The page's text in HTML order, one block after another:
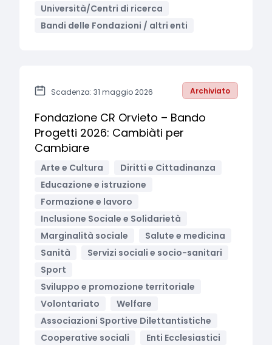
Università/Centri di ricerca
Bandi delle Fondazioni / altri enti
Scadenza: 31 maggio 2026 Archiviato
Fondazione CR Orvieto – Bando
Progetti 2026: Cambiàti per
Cambiare
Arte e Cultura
Diritti e Cittadinanza
Educazione e istruzione
Formazione e lavoro
Inclusione Sociale e Solidarietà
Marginalità sociale
Salute e medicina
Sanità
Servizi sociali e socio-sanitari
Sport
Sviluppo e promozione territoriale
Volontariato
Welfare
Associazioni Sportive Dilettantistiche
Cooperative sociali
Enti Ecclesiastici